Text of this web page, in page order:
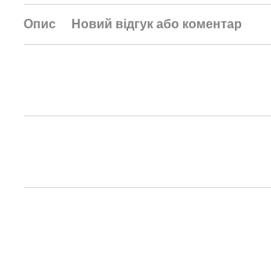
Опис Новий відгук або коментар